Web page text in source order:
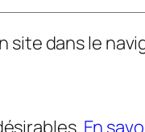
site dans le